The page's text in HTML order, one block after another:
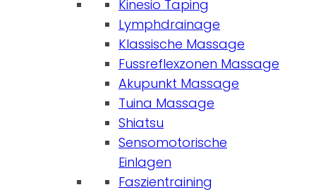
Kinesio Taping
Lymphdrainage
Klassische Massage
Fussreflexzonen Massage
Akupunkt Massage
Tuina Massage
Shiatsu
Sensomotorische
Einlagen
Faszientraining